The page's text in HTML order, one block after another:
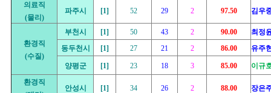
의료직
(물리)
파주시 [1] 52 29 2 97.50 김우
환경직
(수질)
부천시 [1] 50 43 2 90.00
최정
동두천시
[1] 27 21 2 86.00 유주
양평군 [1] 23 18 3 85.00
이규
환경직
안성시 [1] 34 26 2 88.00 장은